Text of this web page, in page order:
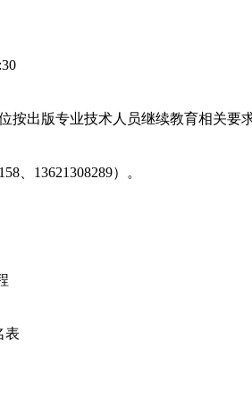
:30
出版专业技术人员继续教育相关要
13621308289）。
表